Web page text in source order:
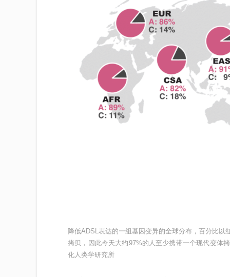
降低ADSL表达的一组基因变异的全球分布，百分比
拷贝，因此今天大约97%的人至少携带一个现代变体
化人类学研究所